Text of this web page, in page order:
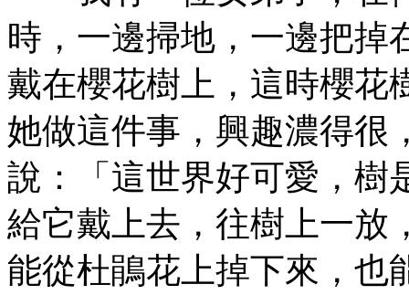
時，一邊掃地，一邊把掉
戴在櫻花樹上，這時櫻花
她做這件事，興趣濃得很
說：「這世界好可愛，樹
給它戴上去，往樹上一放
能從杜鵑花上掉下來，也